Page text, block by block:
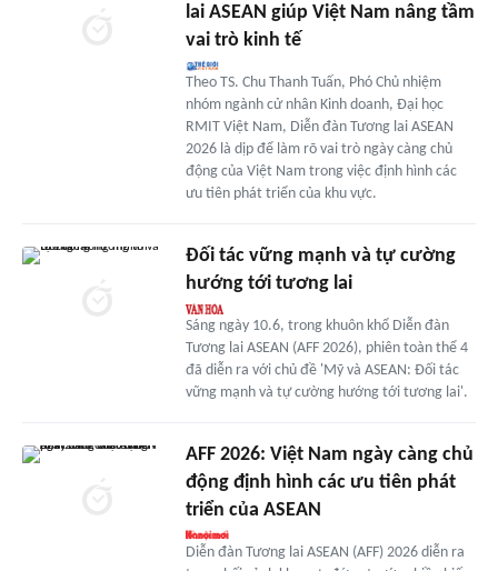
lai ASEAN giúp Việt Nam nâng tầm
vai trò kinh tế
Theo TS. Chu Thanh Tuấn, Phó Chủ nhiệm
nhóm ngành cử nhân Kinh doanh, Đại học
RMIT Việt Nam, Diễn đàn Tương lai ASEAN
2026 là dịp để làm rõ vai trò ngày càng chủ
động của Việt Nam trong việc định hình các
ưu tiên phát triển của khu vực.
Đối tác vững mạnh và tự cường
hướng tới tương lai
Sáng ngày 10.6, trong khuôn khổ Diễn đàn
Tương lai ASEAN (AFF 2026), phiên toàn thể 4
đã diễn ra với chủ đề 'Mỹ và ASEAN: Đối tác
vững mạnh và tự cường hướng tới tương lai'.
AFF 2026: Việt Nam ngày càng chủ
động định hình các ưu tiên phát
triển của ASEAN
Diễn đàn Tương lai ASEAN (AFF) 2026 diễn ra